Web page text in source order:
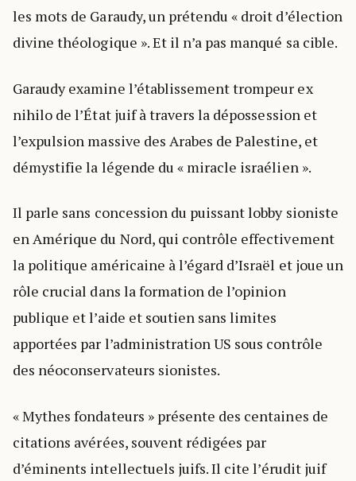
les mots de Garaudy, un prétendu « droit d’élection
divine théologique ». Et il n’a pas manqué sa cible.
Garaudy examine l’établissement trompeur ex
nihilo de l’État juif à travers la dépossession et
l’expulsion massive des Arabes de Palestine, et
démystifie la légende du « miracle israélien ».
Il parle sans concession du puissant lobby sioniste
en Amérique du Nord, qui contrôle effectivement
la politique américaine à l’égard d’Israël et joue un
rôle crucial dans la formation de l’opinion
publique et l’aide et soutien sans limites
apportées par l’administration US sous contrôle
des néoconservateurs sionistes.
« Mythes fondateurs » présente des centaines de
citations avérées, souvent rédigées par
d’éminents intellectuels juifs. Il cite l’érudit juif